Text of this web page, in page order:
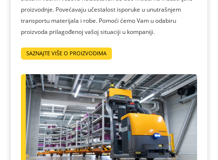
proizvodnje. Povećavaju učestalost isporuke u unutrašnjem
transportu materijala i robe. Pomoći ćemo Vam u odabiru
proizvoda prilagođenoj vašoj situaciji u kompaniji.
SAZNAJTE VIŠE O PROIZVODIMA